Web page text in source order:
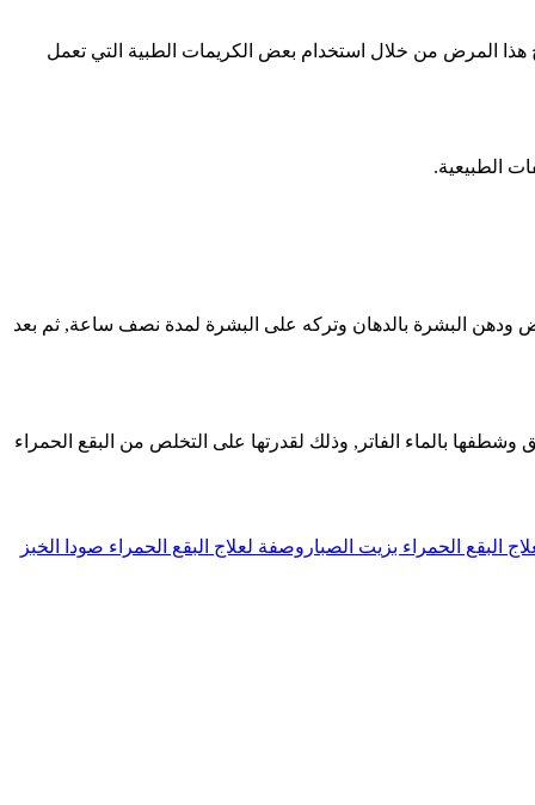
هذا المرض من خلال استخدام بعض الكريمات الطبية التي تعمل
الطبيعية.
ودهن البشرة بالدهان وتركه على البشرة لمدة نصف ساعة, ثم بعد
بالماء الفاتر, وذلك لقدرتها على التخلص من البقع الحمراء
البقع الحمراء بزيت الصبار وصفة لعلاج البقع الحمراء صودا الخبز